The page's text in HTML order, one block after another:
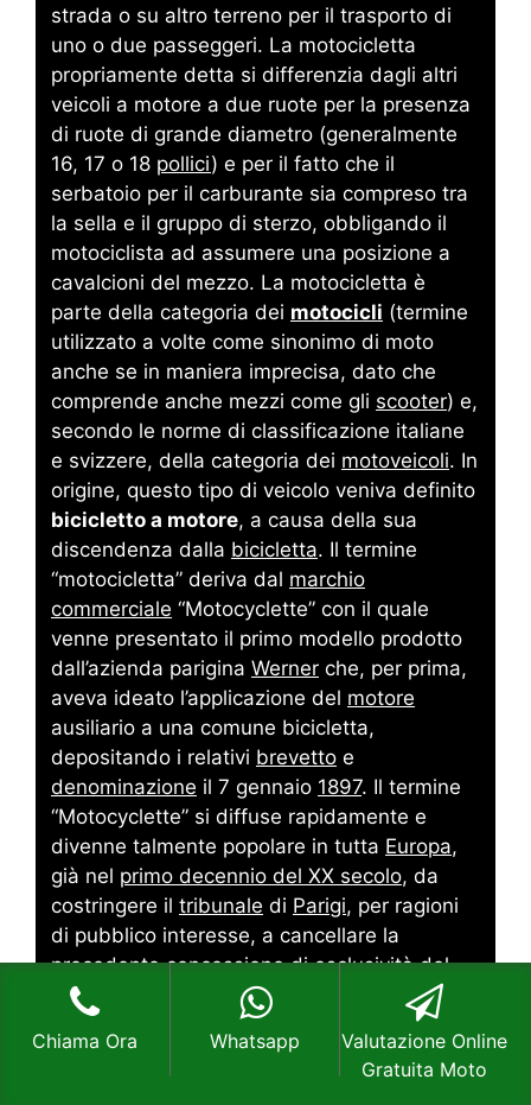
strada o su altro terreno per il trasporto di
uno o due passeggeri. La motocicletta
propriamente detta si differenzia dagli altri
veicoli a motore a due ruote per la presenza
di ruote di grande diametro (generalmente
16, 17 o 18 pollici) e per il fatto che il
serbatoio per il carburante sia compreso tra
la sella e il gruppo di sterzo, obbligando il
motociclista ad assumere una posizione a
cavalcioni del mezzo. La motocicletta è
parte della categoria dei motocicli (termine
utilizzato a volte come sinonimo di moto
anche se in maniera imprecisa, dato che
comprende anche mezzi come gli scooter) e,
secondo le norme di classificazione italiane
e svizzere, della categoria dei motoveicoli. In
origine, questo tipo di veicolo veniva definito
bicicletto a motore, a causa della sua
discendenza dalla bicicletta. Il termine
“motocicletta” deriva dal marchio
commerciale “Motocyclette” con il quale
venne presentato il primo modello prodotto
dall’azienda parigina Werner che, per prima,
aveva ideato l’applicazione del motore
ausiliario a una comune bicicletta,
depositando i relativi brevetto e
denominazione il 7 gennaio 1897. Il termine
“Motocyclette” si diffuse rapidamente e
divenne talmente popolare in tutta Europa,
già nel primo decennio del XX secolo, da
costringere il tribunale di Parigi, per ragioni
di pubblico interesse, a cancellare la
precedente concessione di esclusività del
marchio ai fratelli Werner e riconoscerlo nel
(fonteWikipedia)
Chiama Ora Whatsapp
Valutazione Online
Gratuita Moto